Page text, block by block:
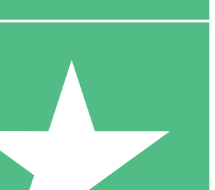
10 Descargas
20 00